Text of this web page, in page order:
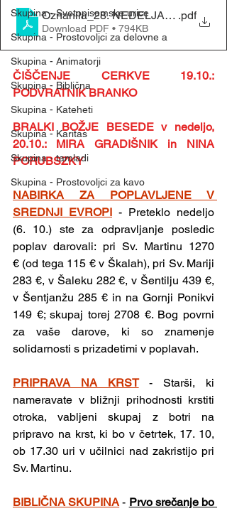
Skupina - Svetopisemske urice
Skupina - Prostovoljci za delovne a
Skupina - Animatorji
Skupina - Biblična
Skupina - Kateheti
Skupina - Karitas
Skupina - tamladi
Skupina - Prostovoljci za kavo
.pdf
Download PDF • 794KB
ČIŠČENJE CERKVE 19.10.:
PODVRATNIK BRANKO
BRALKI BOŽJE BESEDE v nedeljo,
20.10.: MIRA GRADIŠNIK in NINA
PORUBSZKY
NABIRKA ZA POPLAVLJENE V
SREDNJI EVROPI - Preteklo nedeljo
(6. 10.) ste za odpravljanje posledic
poplav darovali: pri Sv. Martinu 1270
€ (od tega 115 € v Škalah), pri Sv. Mariji
283 €, v Šaleku 282 €, v Šentilju 439 €,
v Šentjanžu 285 € in na Gornji Ponikvi
149 €; skupaj torej 2708 €. Bog povrni
za vaše darove, ki so znamenje
solidarnosti s prizadetimi v poplavah.
PRIPRAVA NA KRST
- Starši, ki
nameravate v bližnji prihodnosti krstiti
otroka, vabljeni skupaj z botri na
pripravo na krst, ki bo v četrtek, 17. 10,
ob 17.30 uri v učilnici nad zakristijo pri
Sv. Martinu.
BIBLIČNA SKUPINA - Prvo srečanje bo